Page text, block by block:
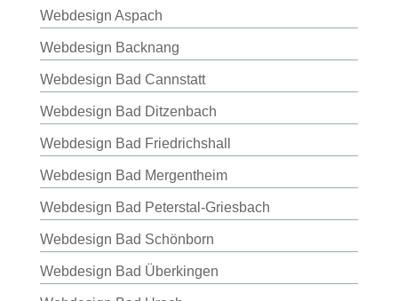
Webdesign Aspach
Webdesign Backnang
Webdesign Bad Cannstatt
Webdesign Bad Ditzenbach
Webdesign Bad Friedrichshall
Webdesign Bad Mergentheim
Webdesign Bad Peterstal-Griesbach
Webdesign Bad Schönborn
Webdesign Bad Überkingen